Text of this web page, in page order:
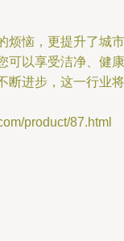
烦恼，更提升了城市
可以享受洁净、健康
断进步，这一行业将
product/87.html